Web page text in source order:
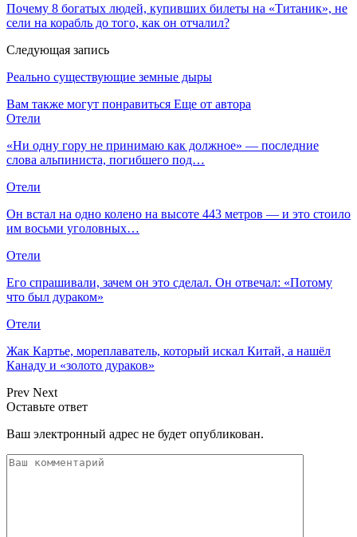
Почему 8 богатых людей, купивших билеты на «Титаник», не
сели на корабль до того, как он отчалил?
Следующая запись
Реально существующие земные дыры
Вам также могут понравиться Еще от автора
Отели
«Ни одну гору не принимаю как должное» — последние
слова альпиниста, погибшего под…
Отели
Он встал на одно колено на высоте 443 метров — и это стоило
им восьми уголовных…
Отели
Его спрашивали, зачем он это сделал. Он отвечал: «Потому
что был дураком»
Отели
Жак Картье, мореплаватель, который искал Китай, а нашёл
Канаду и «золото дураков»
Prev Next
Оставьте ответ
Ваш электронный адрес не будет опубликован.